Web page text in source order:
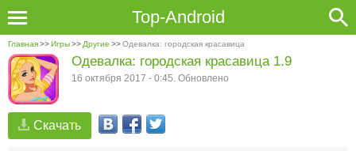
Top-Android
Главная>>Игры>> Другие >>Одевалка: городская красавица
Скачать
Одевалка: городская красавица 1.9
16 октября 2017 - 0:45. Обновлено